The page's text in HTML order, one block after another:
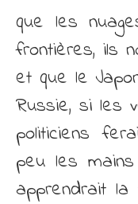
que les
frontières, ils
et que le
Russie, si les
politiciens
peu les
apprendrait